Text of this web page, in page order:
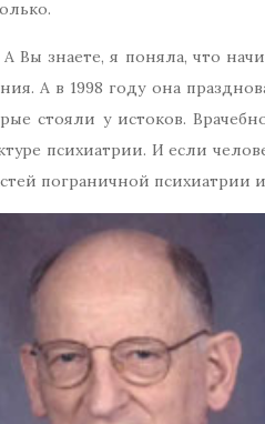
Вы знаете, я поняла, что
А в 1998 году она
стояли у истоков.
психиатрии. И если
пограничной психиатрии